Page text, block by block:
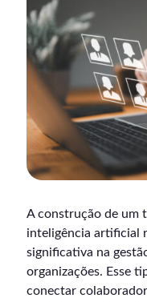
A construção de um
inteligência artificial
significativa na
organizações. Esse
conectar